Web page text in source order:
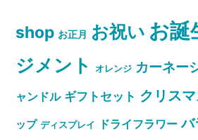
shop お正月 お祝い お誕
ジメント
オレンジ カーネー
ャンドル ギフトセット クリス
ップ ディスプレイ ドライフラワー バ